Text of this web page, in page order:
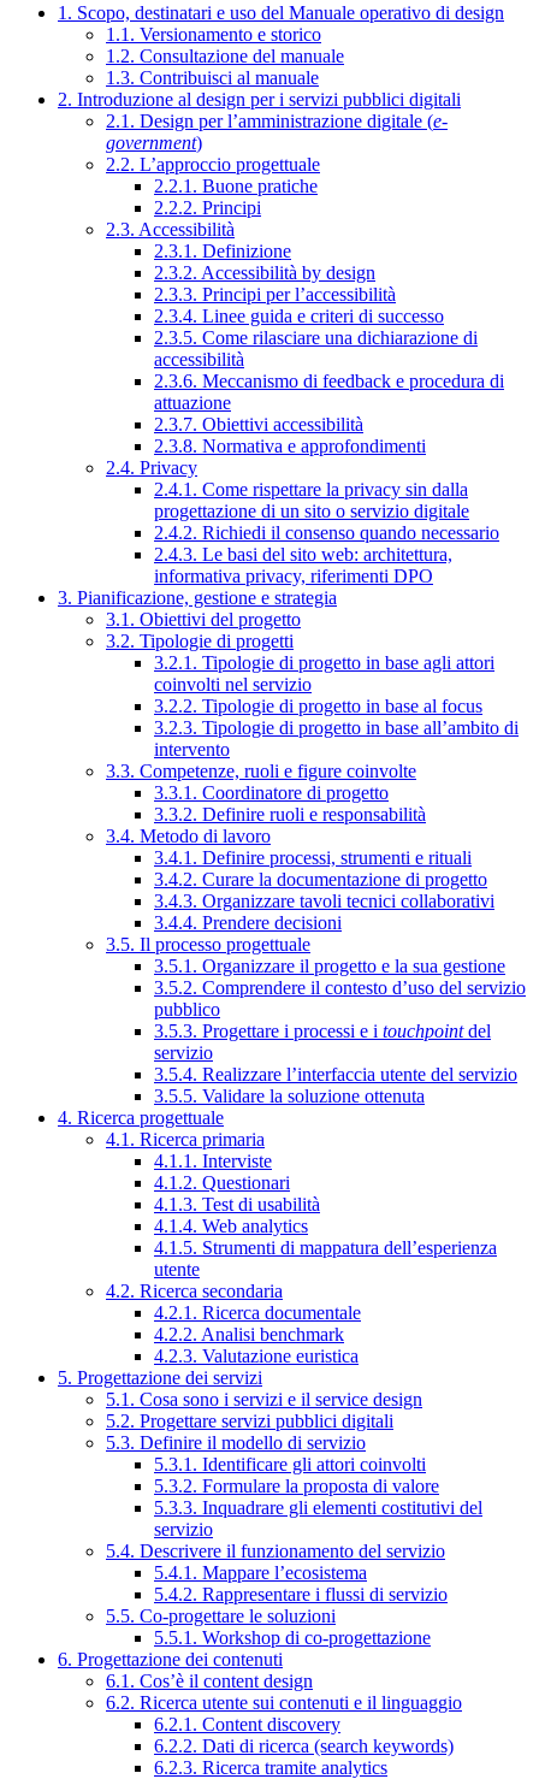
1. Scopo, destinatari e uso del Manuale operativo di design
1.1. Versionamento e storico
1.2. Consultazione del manuale
1.3. Contribuisci al manuale
2. Introduzione al design per i servizi pubblici digitali
2.1. Design per l’amministrazione digitale (e-
government)
2.2. L’approccio progettuale
2.2.1. Buone pratiche
2.2.2. Principi
2.3. Accessibilità
2.3.1. Definizione
2.3.2. Accessibilità by design
2.3.3. Principi per l’accessibilità
2.3.4. Linee guida e criteri di successo
2.3.5. Come rilasciare una dichiarazione di
accessibilità
2.3.6. Meccanismo di feedback e procedura di
attuazione
2.3.7. Obiettivi accessibilità
2.3.8. Normativa e approfondimenti
2.4. Privacy
2.4.1. Come rispettare la privacy sin dalla
progettazione di un sito o servizio digitale
2.4.2. Richiedi il consenso quando necessario
2.4.3. Le basi del sito web: architettura,
informativa privacy, riferimenti DPO
3. Pianificazione, gestione e strategia
3.1. Obiettivi del progetto
3.2. Tipologie di progetti
3.2.1. Tipologie di progetto in base agli attori
coinvolti nel servizio
3.2.2. Tipologie di progetto in base al focus
3.2.3. Tipologie di progetto in base all’ambito di
intervento
3.3. Competenze, ruoli e figure coinvolte
3.3.1. Coordinatore di progetto
3.3.2. Definire ruoli e responsabilità
3.4. Metodo di lavoro
3.4.1. Definire processi, strumenti e rituali
3.4.2. Curare la documentazione di progetto
3.4.3. Organizzare tavoli tecnici collaborativi
3.4.4. Prendere decisioni
3.5. Il processo progettuale
3.5.1. Organizzare il progetto e la sua gestione
3.5.2. Comprendere il contesto d’uso del servizio
pubblico
3.5.3. Progettare i processi e i touchpointdel
servizio
3.5.4. Realizzare l’interfaccia utente del servizio
3.5.5. Validare la soluzione ottenuta
4. Ricerca progettuale
4.1. Ricerca primaria
4.1.1. Interviste
4.1.2. Questionari
4.1.3. Test di usabilità
4.1.4. Web analytics
4.1.5. Strumenti di mappatura dell’esperienza
utente
4.2. Ricerca secondaria
4.2.1. Ricerca documentale
4.2.2. Analisi benchmark
4.2.3. Valutazione euristica
5. Progettazione dei servizi
5.1. Cosa sono i servizi e il service design
5.2. Progettare servizi pubblici digitali
5.3. Definire il modello di servizio
5.3.1. Identificare gli attori coinvolti
5.3.2. Formulare la proposta di valore
5.3.3. Inquadrare gli elementi costitutivi del
servizio
5.4. Descrivere il funzionamento del servizio
5.4.1. Mappare l’ecosistema
5.4.2. Rappresentare i flussi di servizio
5.5. Co-progettare le soluzioni
5.5.1. Workshop di co-progettazione
6. Progettazione dei contenuti
6.1. Cos’è il content design
6.2. Ricerca utente sui contenuti e il linguaggio
6.2.1. Content discovery
6.2.2. Dati di ricerca (search keywords)
6.2.3. Ricerca tramite analytics